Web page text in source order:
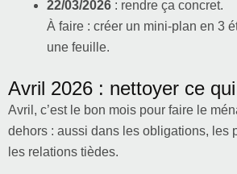
22/03/2026 : rendre ça concret.
À faire : créer un mini-plan en 3
une feuille.
Avril 2026 : nettoyer ce
Avril, c’est le bon mois pour faire le
dehors : aussi dans les obligations, les
les relations tièdes.